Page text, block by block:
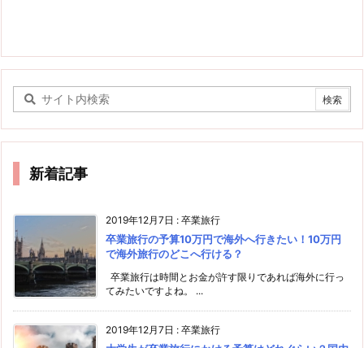
新着記事
2019年12月7日 : 卒業旅行
卒業旅行の予算10万円で海外へ行きたい！10万円
で海外旅行のどこへ行ける？
卒業旅行は時間とお金が許す限りであれば海外に行っ
てみたいですよね。 ...
2019年12月7日 : 卒業旅行